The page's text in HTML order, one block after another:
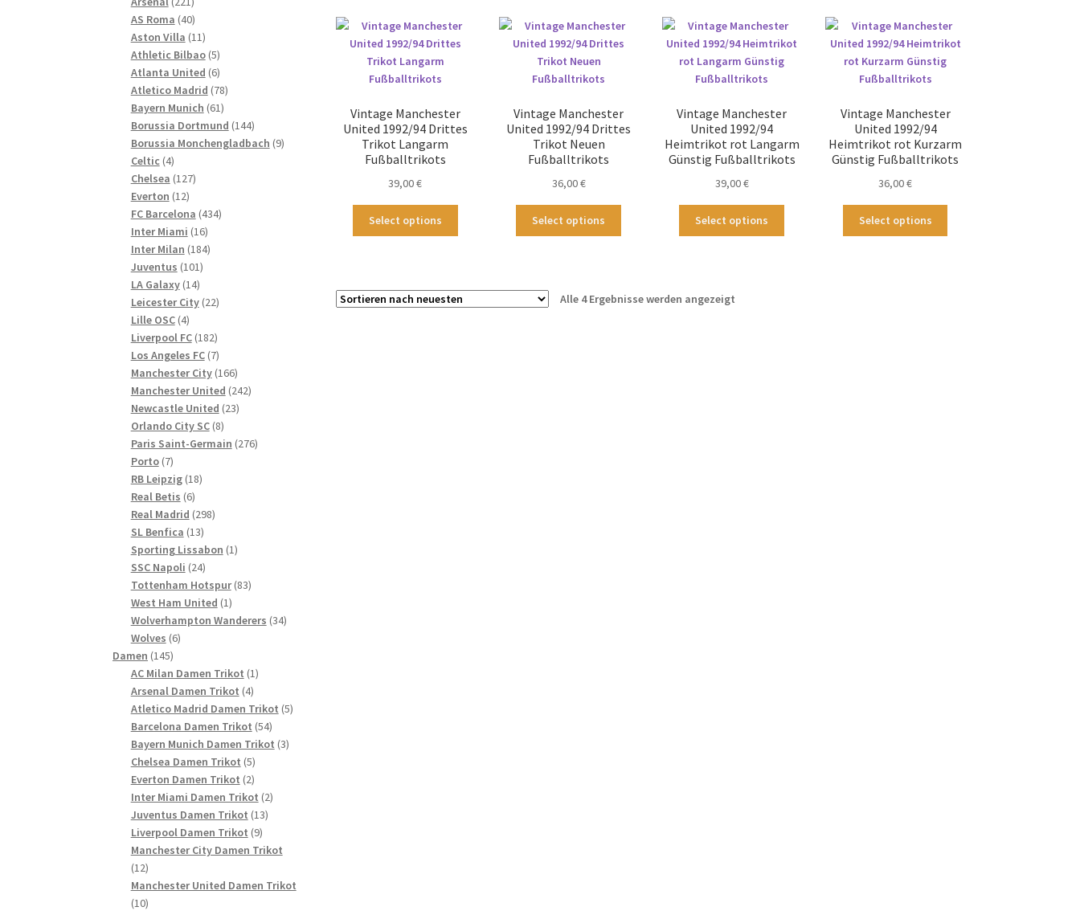
Vintage Manchester
United 1992/94 Drittes
Trikot Langarm
Fußballtrikots
39,00€
Select options
auf.
Vintage Manchester
United 1992/94 Drittes
Trikot Neuen
Fußballtrikots
36,00€
Select options
auf.
Vintage Manchester
United 1992/94
Heimtrikot rot Langarm
Günstig Fußballtrikots
39,00€
Select options
Vintage Manchester
United 1992/94
Heimtrikot rot Kurzarm
Günstig Fußballtrikots
36,00€
Select options
Alle 4 Ergebnisse werden angezeigtNach
Produkte
AS Roma 4040
Produkte
Aston Villa 1111
Produkte
Athletic Bilbao 55
Produkte
Atlanta United 66
Produkte
Atletico Madrid 7878
Bayern Munich 6161
Produkte
Borussia Dortmund 144144
Produkte
Borussia Monchengladbach 99
Celtic 44
Produkte
Chelsea 127127
Everton 1212
Produkte
FC Barcelona 434434
Inter Miami 1616
Produkte
Inter Milan 184184
Juventus 101101
Produkte
LA Galaxy 1414
Produkte
Leicester City 2222
Lille OSC 44
Produkte
Liverpool FC 182182
Produkte
Los Angeles FC 77
Produkte
Manchester City 166166
Produkte
Manchester United 242242
Newcastle United 2323
Orlando City SC 88
Produkte
Paris Saint-Germain 276276
Porto 77
Produkte
RB Leipzig 1818
Real Betis 66
Produkte
Real Madrid 298298
SL Benfica 1313
Produkte
Sporting Lissabon 11
SSC Napoli 2424
Produkte
Tottenham Hotspur 8383
West Ham United 11
Produkt
Wolverhampton Wanderers 3434
Wolves 66
Damen 145145
Produkte
AC Milan Damen Trikot 11
Arsenal Damen Trikot 44
Produkte
Atletico Madrid Damen Trikot 55
Barcelona Damen Trikot 5454
Produkte
Bayern Munich Damen Trikot 33
Chelsea Damen Trikot 55
Produkte
Everton Damen Trikot 22
Produkte
Inter Miami Damen Trikot 22
Juventus Damen Trikot 1313
Liverpool Damen Trikot 99
Produkte
Manchester City Damen Trikot
1212
Produkte
Manchester United Damen Trikot
1010